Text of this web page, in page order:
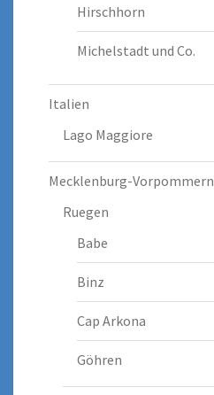
Hirschhorn
Michelstadt und Co.
Italien
Lago Maggiore
Mecklenburg-Vorpommern
Ruegen
Babe
Binz
Cap Arkona
Göhren